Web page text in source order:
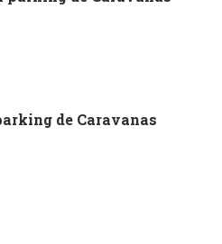
de Caravanas